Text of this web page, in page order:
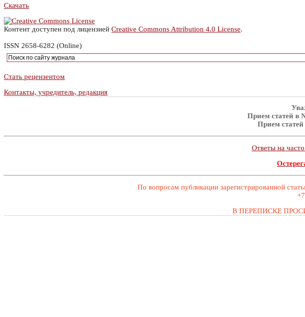
Скачать
Контент доступен под лицензией Creative Commons Attribution 4.0 License.
ISSN 2658-6282 (Online)
Стать рецензентом
Контакты, учредитель, редакция
Прием статей в
Прием
Ответы на
По вопросам публикации зарегистрированной
В ПЕРЕПИСКЕ